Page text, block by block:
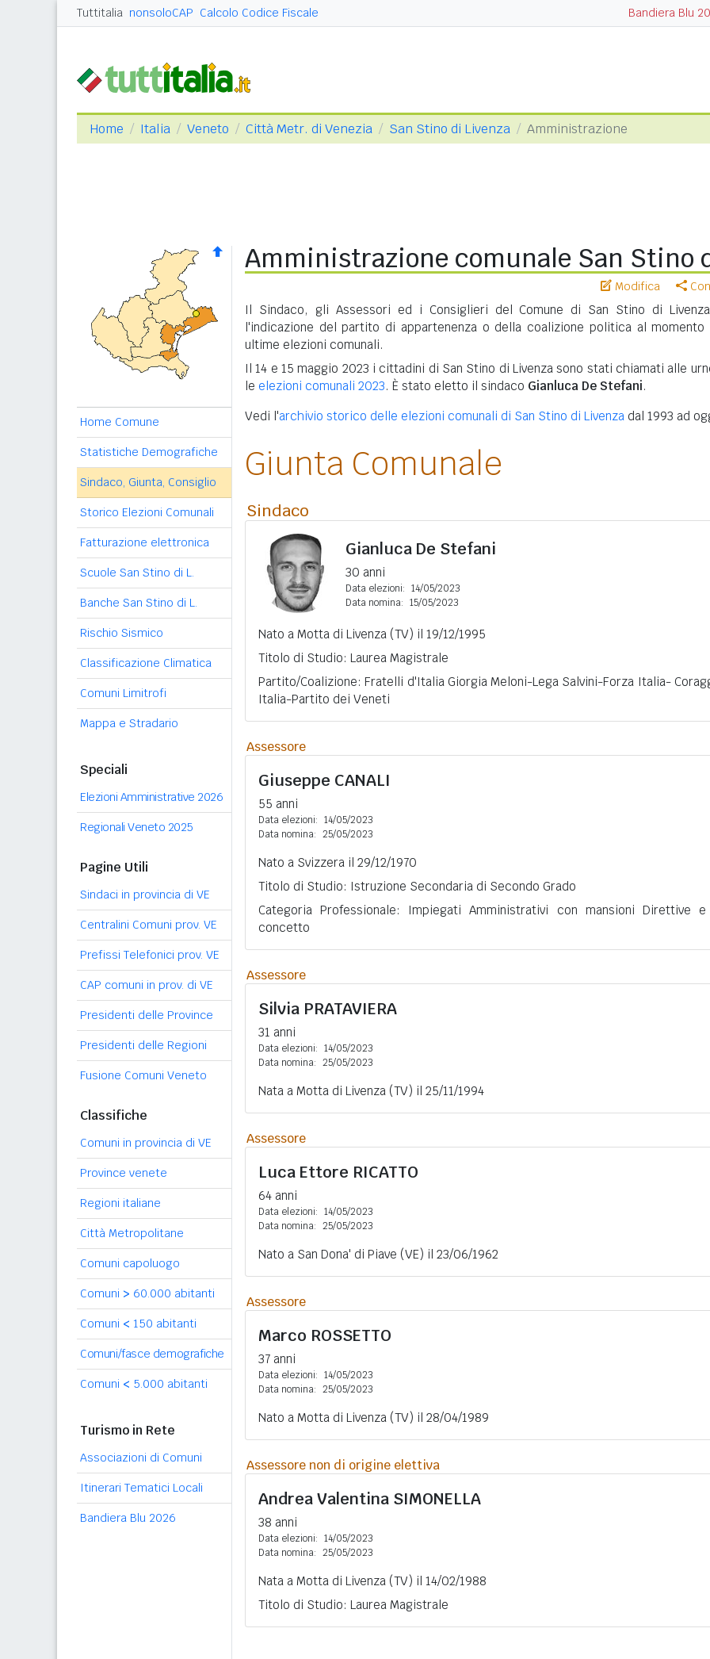
Tuttitalia nonsoloCAP Calcolo Codice Fiscale Bandiera Blu
Home Italia Veneto Città Metr. di Venezia San Stino di Livenza Amministrazione
Home Comune
Statistiche Demografiche
Sindaco, Giunta, Consiglio
Storico Elezioni Comunali
Fatturazione elettronica
Scuole San Stino di L.
Banche San Stino di L.
Rischio Sismico
Classificazione Climatica
Comuni Limitrofi
Mappa e Stradario
Speciali
Elezioni Amministrative 2026
Regionali Veneto 2025
Pagine Utili
Sindaci in provincia di VE
Centralini Comuni prov. VE
Prefissi Telefonici prov. VE
CAP comuni in prov. di VE
Presidenti delle Province
Presidenti delle Regioni
Fusione Comuni Veneto
Classifiche
Comuni in provincia di VE
Province venete
Regioni italiane
Città Metropolitane
Comuni capoluogo
Comuni > 60.000 abitanti
Comuni < 150 abitanti
Comuni/fasce demografiche
Comuni < 5.000 abitanti
Turismo in Rete
Associazioni di Comuni
Itinerari Tematici Locali
Bandiera Blu 2026
Amministrazione comunale San Stino
Modifica
Il Sindaco, gli Assessori ed i Consiglieri del Comune di San Stino di
l'indicazione del partito di appartenenza o della coalizione politica al momento
ultime elezioni comunali.
Il 14 e 15 maggio 2023 i cittadini di San Stino di Livenza sono stati chiamati alle
le elezioni comunali 2023. È stato eletto il sindaco Gianluca De Stefani.
Vedi l'archivio storico delle elezioni comunali di San Stino di Livenza dal 1993 ad
Giunta Comunale
Sindaco
Gianluca De Stefani
30 anni
Data elezioni: 14/05/2023
Data nomina: 15/05/2023
Nato a Motta di Livenza (TV) il 19/12/1995
Titolo di Studio: Laurea Magistrale
Partito/Coalizione: Fratelli d'Italia Giorgia Meloni-Lega Salvini-Forza Italia-
Italia-Partito dei Veneti
Assessore
Giuseppe CANALI
55 anni
Data elezioni: 14/05/2023
Data nomina: 25/05/2023
Nato a Svizzera il 29/12/1970
Titolo di Studio: Istruzione Secondaria di Secondo Grado
Categoria Professionale: Impiegati Amministrativi con mansioni Direttive
concetto
Assessore
Silvia PRATAVIERA
31 anni
Data elezioni: 14/05/2023
Data nomina: 25/05/2023
Nata a Motta di Livenza (TV) il 25/11/1994
Assessore
Luca Ettore RICATTO
64 anni
Data elezioni: 14/05/2023
Data nomina: 25/05/2023
Nato a San Dona' di Piave (VE) il 23/06/1962
Assessore
Marco ROSSETTO
37 anni
Data elezioni: 14/05/2023
Data nomina: 25/05/2023
Nato a Motta di Livenza (TV) il 28/04/1989
Assessore non di origine elettiva
Andrea Valentina SIMONELLA
38 anni
Data elezioni: 14/05/2023
Data nomina: 25/05/2023
Nata a Motta di Livenza (TV) il 14/02/1988
Titolo di Studio: Laurea Magistrale